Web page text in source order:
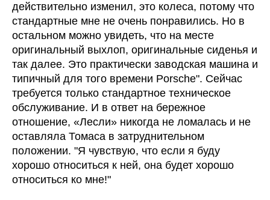
действительно изменил, это колеса, потому что
стандартные мне не очень понравились. Но в
остальном можно увидеть, что на месте
оригинальный выхлоп, оригинальные сиденья и
так далее. Это практически заводская машина и
типичный для того времени Porsche". Сейчас
требуется только стандартное техническое
обслуживание. И в ответ на бережное
отношение, «Лесли» никогда не ломалась и не
оставляла Томаса в затруднительном
положении. "Я чувствую, что если я буду
хорошо относиться к ней, она будет хорошо
относиться ко мне!"